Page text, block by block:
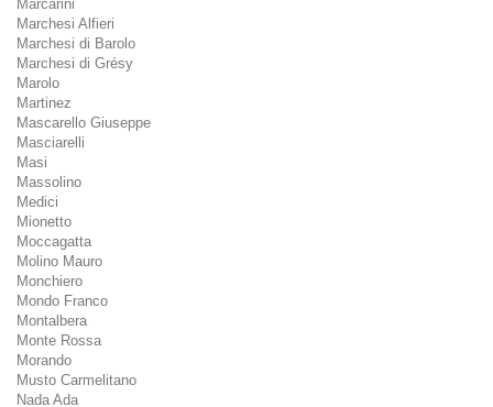
Marcarini
Marchesi Alfieri
Marchesi di Barolo
Marchesi di Grésy
Marolo
Martinez
Mascarello Giuseppe
Masciarelli
Masi
Massolino
Medici
Mionetto
Moccagatta
Molino Mauro
Monchiero
Mondo Franco
Montalbera
Monte Rossa
Morando
Musto Carmelitano
Nada Ada